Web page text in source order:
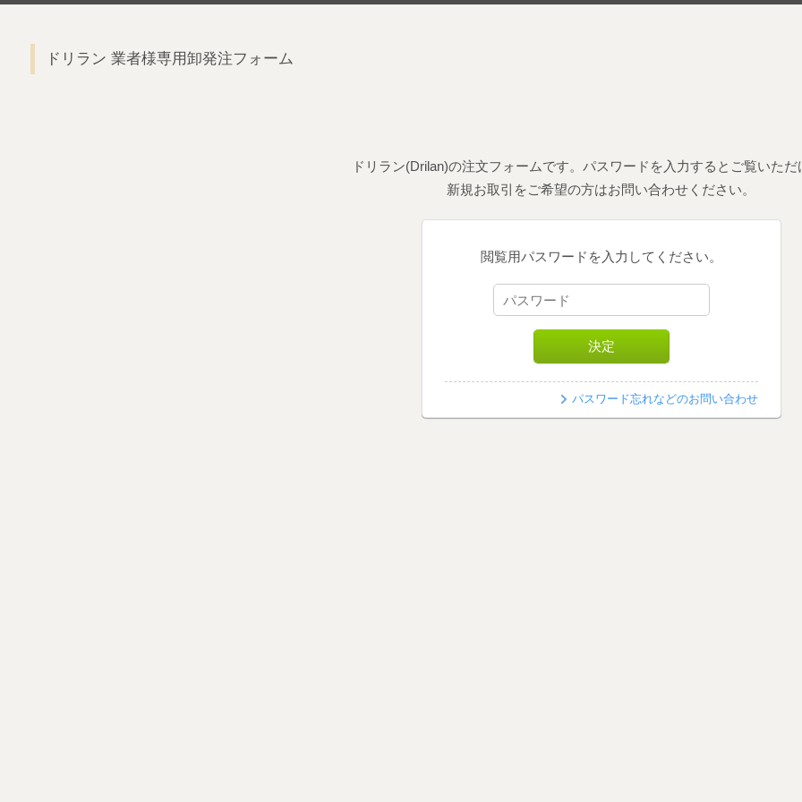
ドリラン 業者様専用卸発注フォーム
ドリラン(Drilan)の注文フォームです。パスワードを入力するとご覧いただ
新規お取引をご希望の方はお問い合わせください。
閲覧用パスワードを入力してください。
パスワード忘れなどのお問い合わせ